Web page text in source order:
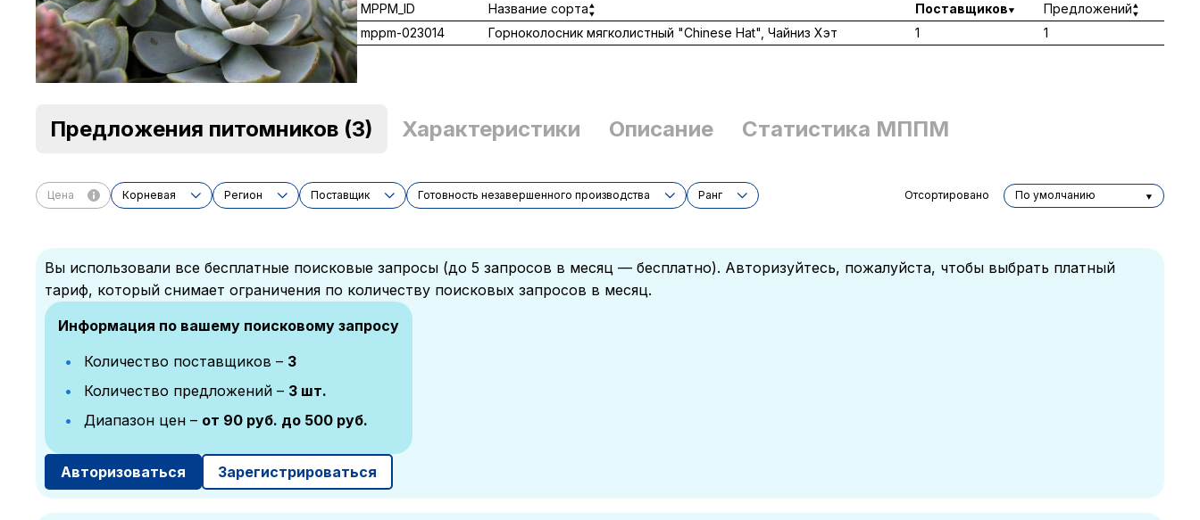
MPPM_ID Название сорта Поставщиков
Предложений
mppm-023014
Горноколосник мягколистный "Chinese Hat", Чайниз Хэт 1 1
Предложения питомников (3) Характеристики Описание Статистика МППМ
Цена Корневая Регион Поставщик Готовность незавершенного производства Ранг Отсортировано По умолчанию
Вы использовали все бесплатные поисковые запросы (до 5 запросов в месяц — бесплатно). Авторизуйтесь, пожалуйста, чтобы выбрать платный
тариф, который снимает ограничения по количеству поисковых запросов в месяц.
Информация по вашему поисковому запросу
Количество поставщиков – 3
Количество предложений – 3 шт.
Диапазон цен – от 90 руб. до 500 руб.
Авторизоваться Зарегистрироваться